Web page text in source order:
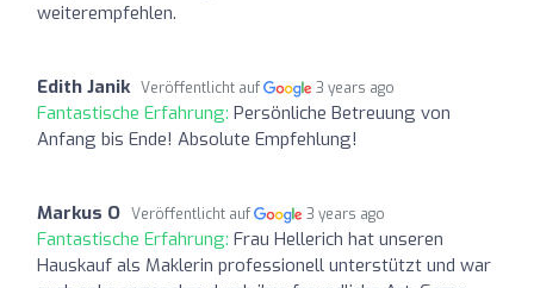
weiterempfehlen.
Edith Janik Veröffentlicht auf 3 years ago
Fantastische Erfahrung: Persönliche Betreuung von
Anfang bis Ende! Absolute Empfehlung!
Markus O Veröffentlicht auf 3 years ago
Fantastische Erfahrung: Frau Hellerich hat unseren
Hauskauf als Maklerin professionell unterstützt und war